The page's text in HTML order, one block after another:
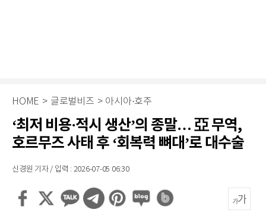
HOME > 글로벌비즈 > 아시아·호주
‘최저 비용·적시 생산’의 종말… 亞 무역,
호르무즈 사태 후 ‘회복력 뼈대’로 대수술
신경원 기자 / 입력 : 2026-07-05 06:30